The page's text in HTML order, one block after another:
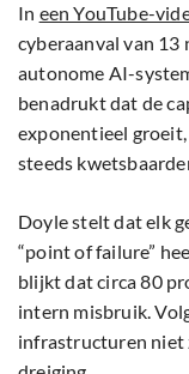
In een YouTube-
cyberaanval van 13
autonome AI-
benadrukt dat de
exponentieel
steeds
Doyle stelt dat elk
“point of failure”
blijkt dat circa 80
intern misbruik.
infrastructuren niet